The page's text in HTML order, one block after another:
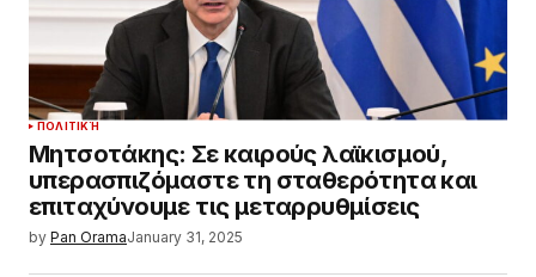
ΠΟΛΙΤΙΚΉ
Μητσοτάκης: Σε καιρούς λαϊκισμού,
υπερασπιζόμαστε τη σταθερότητα και
επιταχύνουμε τις μεταρρυθμίσεις
by Pan OramaJanuary 31, 2025